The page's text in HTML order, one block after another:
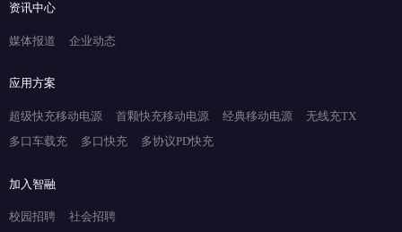
资讯中心
媒体报道 企业动态
应用方案
超级快充移动电源 首颗快充移动电源 经典移动电源 无线充TX
多口车载充 多口快充 多协议PD快充
加入智融
校园招聘 社会招聘